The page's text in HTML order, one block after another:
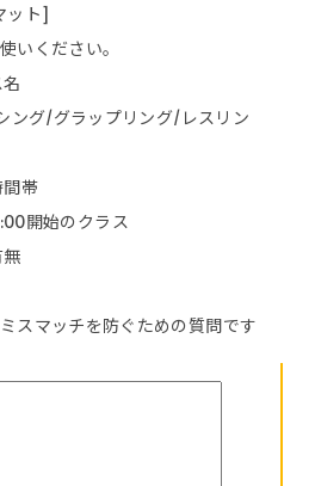
ット]
いください。
ング/グラップリング/レスリン
帯
開始のクラス
スマッチを防ぐための質問です